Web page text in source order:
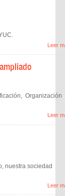
Leer
Organización
Leer
nuestra socie­dad
Leer